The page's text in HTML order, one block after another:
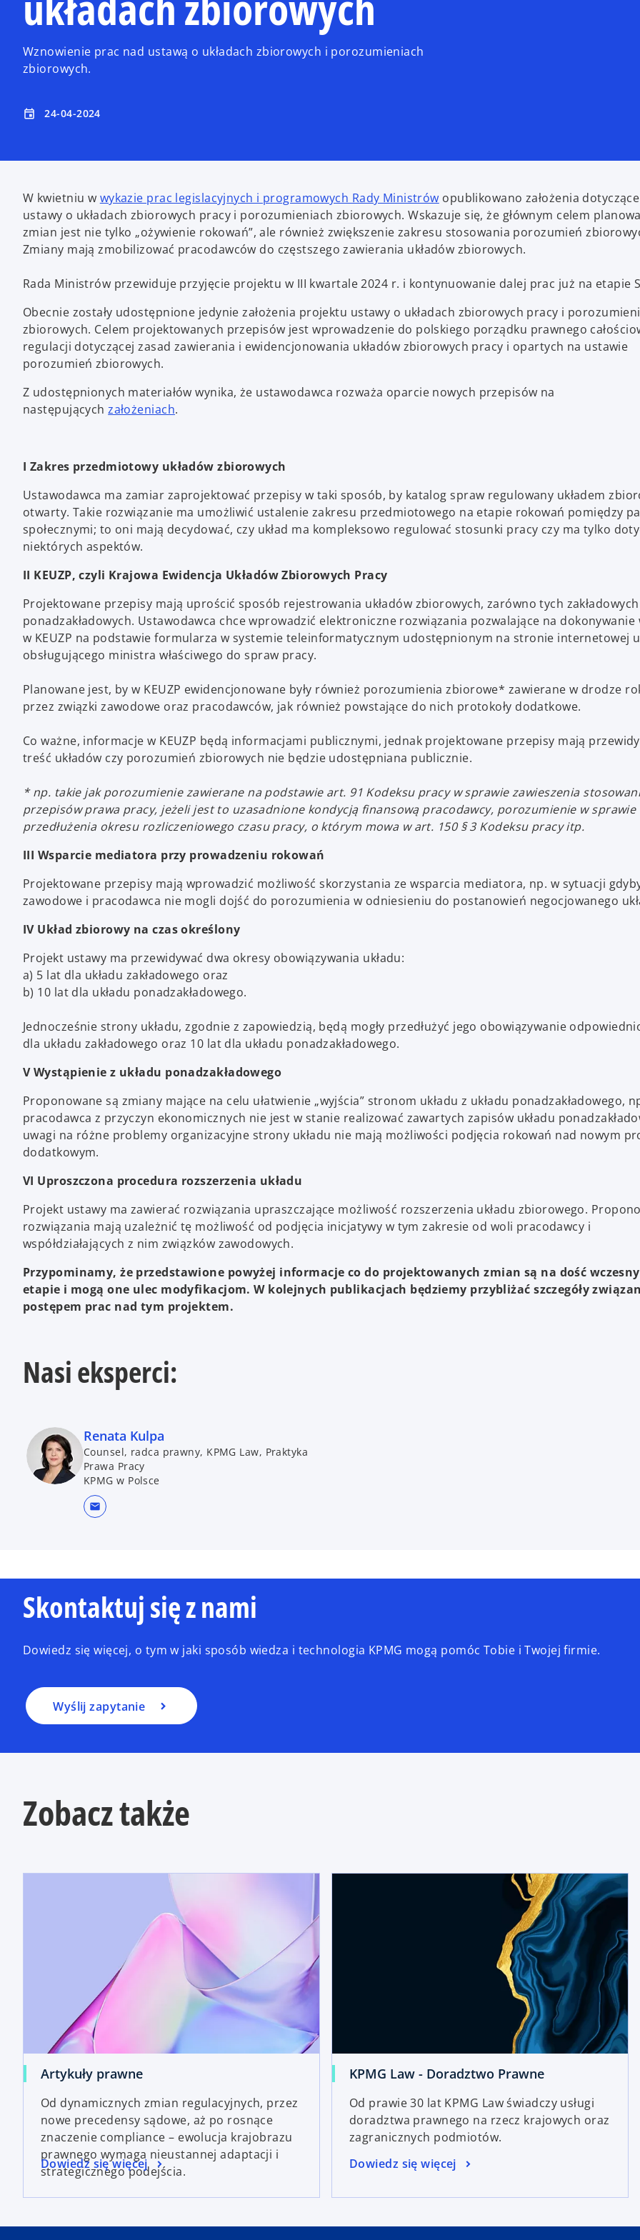
Wznowienie prac nad ustawą o układach zbiorowych i porozumieniach
zbiorowych.
event 24-04-2024
W kwietniu w wykazie prac legislacyjnych i programowych Rady Ministrów opublikowano założenia
ustawy o układach zbiorowych pracy i porozumieniach zbiorowych. Wskazuje się, że głównym celem
zmian jest nie tylko „ożywienie rokowań”, ale również zwiększenie zakresu stosowania porozumień
Zmiany mają zmobilizować pracodawców do częstszego zawierania układów zbiorowych.
Rada Ministrów przewiduje przyjęcie projektu w III kwartale 2024 r. i kontynuowanie dalej prac już na etapie
Obecnie zostały udostępnione jedynie założenia projektu ustawy o układach zbiorowych pracy i
zbiorowych. Celem projektowanych przepisów jest wprowadzenie do polskiego porządku prawnego
regulacji dotyczącej zasad zawierania i ewidencjonowania układów zbiorowych pracy i opartych na ustawie
porozumień zbiorowych.
Z udostępnionych materiałów wynika, że ustawodawca rozważa oparcie nowych przepisów na
następującychzałożeniach.
I Zakres przedmiotowy układów zbiorowych
Ustawodawca ma zamiar zaprojektować przepisy w taki sposób, by katalog spraw regulowany układem
otwarty. Takie rozwiązanie ma umożliwić ustalenie zakresu przedmiotowego na etapie rokowań pomiędzy
społecznymi; to oni mają decydować, czy układ ma kompleksowo regulować stosunki pracy czy ma tylko
niektórych aspektów.
II KEUZP, czyli Krajowa Ewidencja Układów Zbiorowych Pracy
Projektowane przepisy mają uprościć sposób rejestrowania układów zbiorowych, zarówno tych
ponadzakładowych. Ustawodawca chce wprowadzić elektroniczne rozwiązania pozwalające na dokonywanie
w KEUZP na podstawie formularza w systemie teleinformatycznym udostępnionym na stronie internetowej
obsługującego ministra właściwego do spraw pracy.
Planowane jest, by w KEUZP ewidencjonowane były również porozumienia zbiorowe* zawierane w drodze
przez związki zawodowe oraz pracodawców, jak również powstające do nich protokoły dodatkowe.
Co ważne, informacje w KEUZP będą informacjami publicznymi, jednak projektowane przepisy mają
treść układów czy porozumień zbiorowych nie będzie udostępniana publicznie.
* np. takie jak porozumienie zawierane na podstawie art. 91 Kodeksu pracy w sprawie zawieszenia
przepisów prawa pracy, jeżeli jest to uzasadnione kondycją finansową pracodawcy, porozumienie w sprawie
przedłużenia okresu rozliczeniowego czasu pracy, o którym mowa w art. 150 § 3 Kodeksu pracy itp.
III Wsparcie mediatora przy prowadzeniu rokowań
Projektowane przepisy mają wprowadzić możliwość skorzystania ze wsparcia mediatora, np. w sytuacji
zawodowe i pracodawca nie mogli dojść do porozumienia w odniesieniu do postanowień negocjowanego
IV Układ zbiorowy na czas określony
Projekt ustawy ma przewidywać dwa okresy obowiązywania układu:
a) 5 lat dla układu zakładowego oraz
b) 10 lat dla układu ponadzakładowego.
Jednocześnie strony układu, zgodnie z zapowiedzią, będą mogły przedłużyć jego obowiązywanie
dla układu zakładowego oraz 10 lat dla układu ponadzakładowego.
V Wystąpienie z układu ponadzakładowego
Proponowane są zmiany mające na celu ułatwienie „wyjścia” stronom układu z układu ponadzakładowego,
pracodawca z przyczyn ekonomicznych nie jest w stanie realizować zawartych zapisów układu
uwagi na różne problemy organizacyjne strony układu nie mają możliwości podjęcia rokowań nad nowym
dodatkowym.
VI Uproszczona procedura rozszerzenia układu
Projekt ustawy ma zawierać rozwiązania upraszczające możliwość rozszerzenia układu zbiorowego.
rozwiązania mają uzależnić tę możliwość od podjęcia inicjatywy w tym zakresie od woli pracodawcy i
współdziałających z nim związków zawodowych.
Przypominamy, że przedstawione powyżej informacje co do projektowanych zmian są na dość
etapie i mogą one ulec modyfikacjom. W kolejnych publikacjach będziemy przybliżać szczegóły
postępem prac nad tym projektem.
Nasi eksperci:
Renata Kulpa
Counsel, radca prawny, KPMG Law, Praktyka
Prawa Pracy
KPMG w Polsce
mail
Skontaktuj się z nami
Dowiedz się więcej, o tym w jaki sposób wiedza i technologia KPMG mogą pomóc Tobie i Twojej firmie.
Wyślij zapytanie
Zobacz także
Artykuły prawne
Od dynamicznych zmian regulacyjnych, przez
nowe precedensy sądowe, aż po rosnące
znaczenie compliance – ewolucja krajobrazu
prawnego wymaga nieustannej adaptacji i
strategicznego podejścia.
Dowiedz się więcej
KPMG Law - Doradztwo Prawne
Od prawie 30 lat KPMG Law świadczy usługi
doradztwa prawnego na rzecz krajowych oraz
zagranicznych podmiotów.
Dowiedz się więcej